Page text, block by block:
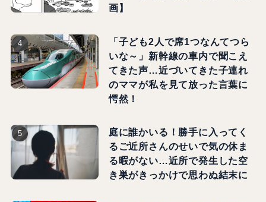
画】
「子ども2人で席1つなんてつら
いな～」新幹線の車内で聞こえ
てきた声…近づいてきた子連れ
のママが私を見て放った言葉に
愕然！
庭に誰かいる！勝手に入ってく
るご近所さんのせいで気の休ま
る暇がない…近所で発生した空
き巣がきっかけで思わぬ結末に